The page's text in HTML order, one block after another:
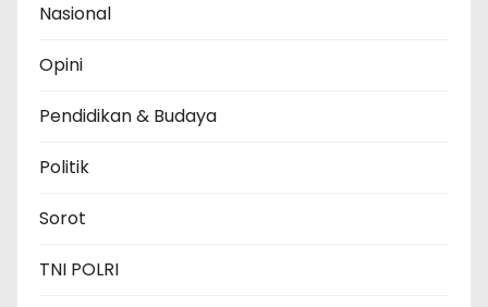
Nasional
Opini
Pendidikan & Budaya
Politik
Sorot
TNI POLRI